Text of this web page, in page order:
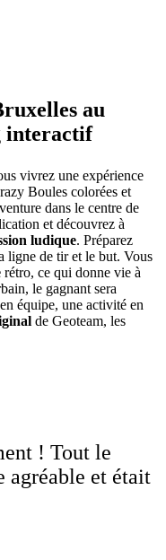
au
interactif
vivrez une expérience
Boules colorées et
dans le centre de
et découvrez à
ludique. Préparez
ligne de tir et le but. Vous
rétro, ce qui donne vie à
le gagnant sera
équipe, une activité en
de Geoteam, les
! Tout le
agréable et était